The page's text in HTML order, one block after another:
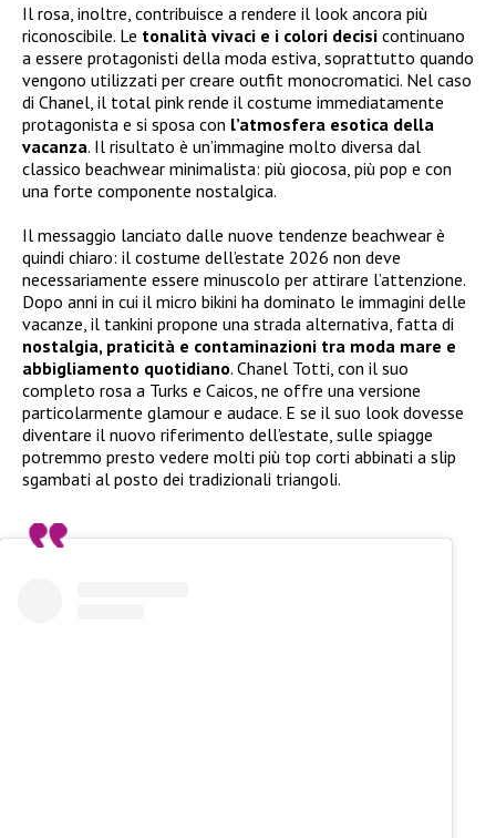
Il rosa, inoltre, contribuisce a rendere il look ancora più
riconoscibile. Le tonalità vivaci e i colori decisi continuano
a essere protagonisti della moda estiva, soprattutto quando
vengono utilizzati per creare outfit monocromatici. Nel caso
di Chanel, il total pink rende il costume immediatamente
protagonista e si sposa con l’atmosfera esotica della
vacanza. Il risultato è un’immagine molto diversa dal
classico beachwear minimalista: più giocosa, più pop e con
una forte componente nostalgica.
Il messaggio lanciato dalle nuove tendenze beachwear è
quindi chiaro: il costume dell’estate 2026 non deve
necessariamente essere minuscolo per attirare l’attenzione.
Dopo anni in cui il micro bikini ha dominato le immagini delle
vacanze, il tankini propone una strada alternativa, fatta di
nostalgia, praticità e contaminazioni tra moda mare e
abbigliamento quotidiano. Chanel Totti, con il suo
completo rosa a Turks e Caicos, ne offre una versione
particolarmente glamour e audace. E se il suo look dovesse
diventare il nuovo riferimento dell’estate, sulle spiagge
potremmo presto vedere molti più top corti abbinati a slip
sgambati al posto dei tradizionali triangoli.